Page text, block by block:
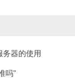
务器的使用
吗"